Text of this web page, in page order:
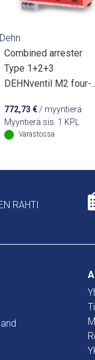
Dehn
Combined arrester
Type 1+2+3
DEHNventil M2 four-
w. remote signalling
contact
772,73€ / myyntierä
Myyntierä sis. 1 KPL
Varastossa
RAHTI